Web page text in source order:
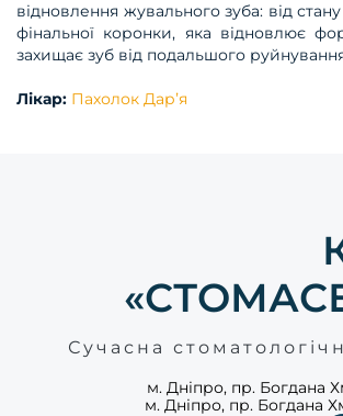
відновлення жувального зуба: від
фінальної коронки, яка відновлює
захищає зуб від подальшого
Лікар: Пахолок Дарʼя
Сучасна
м. Дніпро, пр. Богдана
м. Дніпро, пр. Богдана